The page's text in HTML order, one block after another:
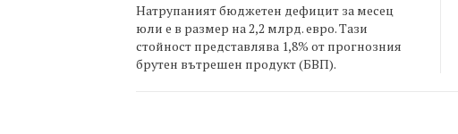
Натрупаният бюджетен дефицит за месец
юли е в размер на 2,2 млрд. евро. Тази
стойност представлява 1,8% от прогнозния
брутен вътрешен продукт (БВП).